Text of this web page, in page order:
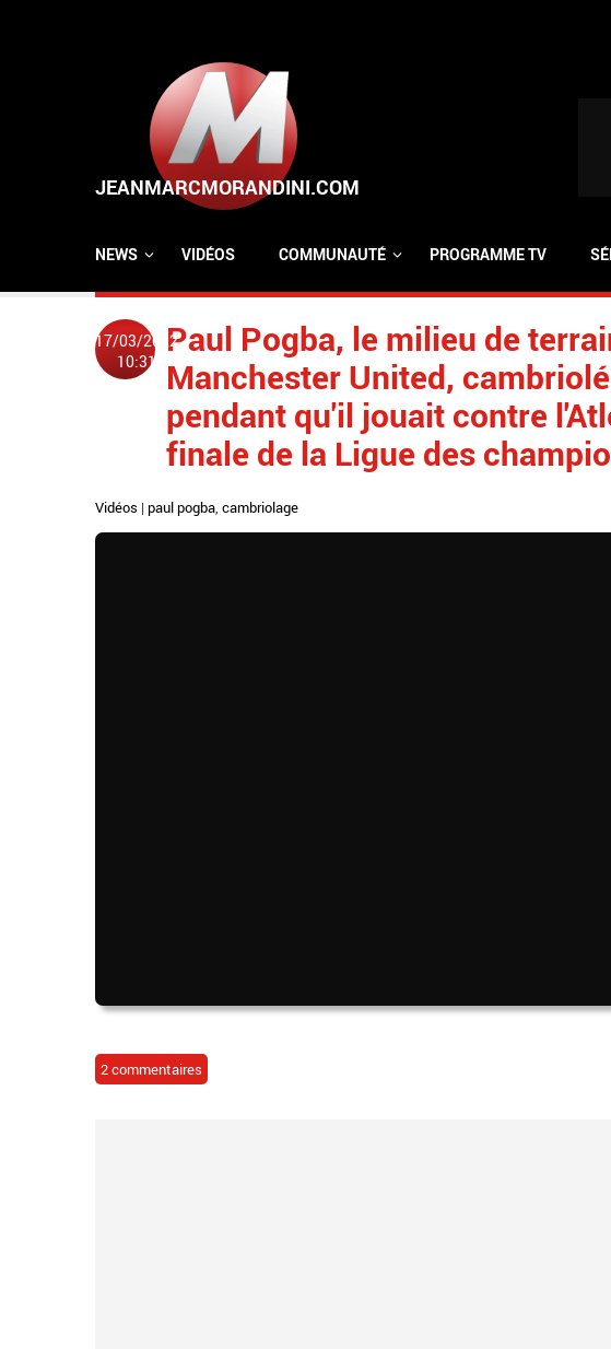
NEWS VIDÉOS COMMUNAUTÉ PROGRAMME TV
17/03/2022
10:31
Paul Pogba, le milieu de
Manchester United,
pendant qu'il jouait contre
finale de la Ligue des
Vidéos | paul pogba, cambriolage
2 commentaires